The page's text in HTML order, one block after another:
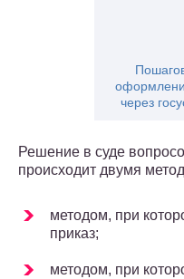
через
Решение в суде
происходит двумя
методом, при
приказ;
методом, при